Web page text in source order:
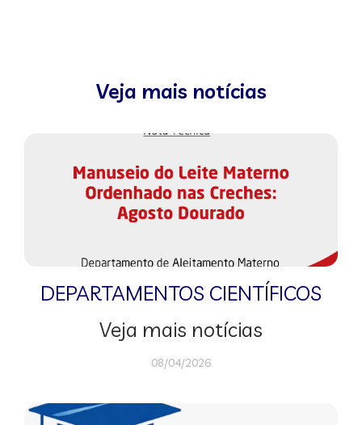
Veja mais notícias
DEPARTAMENTOS CIENTÍFICOS
Veja mais notícias
08/04/2026